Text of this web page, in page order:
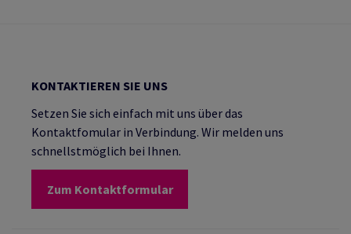
KONTAKTIEREN SIE UNS
Setzen Sie sich einfach mit uns über das
Kontaktfomular in Verbindung. Wir melden uns
schnellstmöglich bei Ihnen.
Zum Kontaktformular